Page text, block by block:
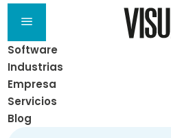
a
Software
Industrias
Empresa
Servicios
Blog